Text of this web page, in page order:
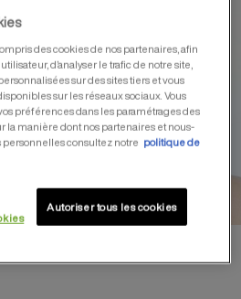
des cookies de nos partenaires, afin
d’analyser le trafic de notre site,
sur des sites tiers et vous
sur les réseaux sociaux. Vous
préférences dans les paramétrages des
la manière dont nos partenaires et nous-
consultez notre
politique de
Autoriser tous les cookies